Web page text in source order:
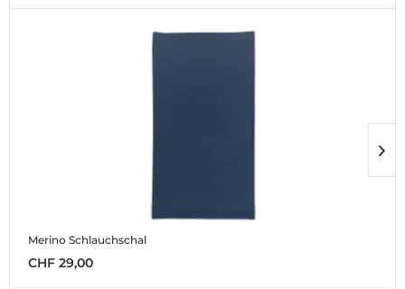
Merino Schlauchschal
CHF 29,00